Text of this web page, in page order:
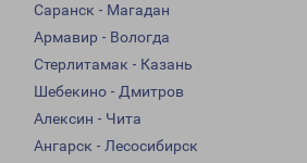
Саранск - Магадан
Армавир - Вологда
Стерлитамак - Казань
Шебекино - Дмитров
Алексин - Чита
Ангарск - Лесосибирск